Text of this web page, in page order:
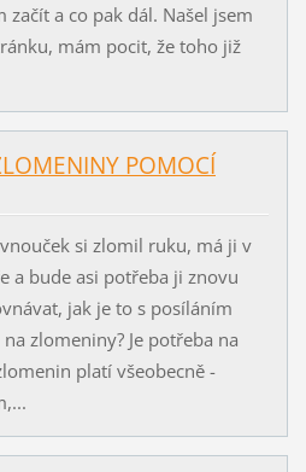
začít a co pak dál. Našel jsem
mám pocit, že toho již
POMOCÍ
si zlomil ruku, má ji v
a bude asi potřeba ji znovu
jak je to s posíláním
zlomeniny? Je potřeba na
platí všeobecně -